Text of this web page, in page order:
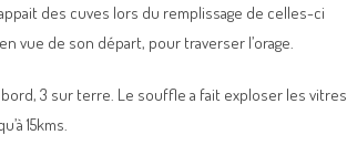
des cuves lors du remplissage de celles-ci
vue de son départ, pour traverser l’orage.
3 sur terre. Le souffle a fait exploser les vitres
15kms.